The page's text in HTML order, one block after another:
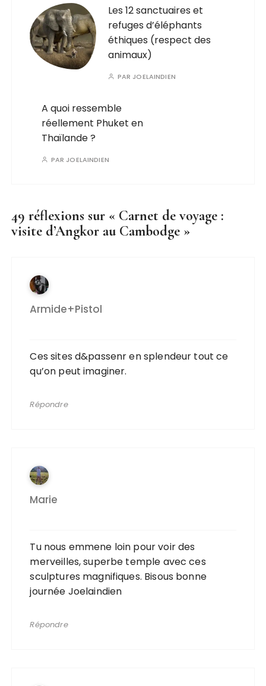
Les 12 sanctuaires et
refuges d’éléphants
éthiques (respect des
animaux)
PAR JOELAINDIEN
A quoi ressemble
réellement Phuket en
Thaïlande ?
PAR JOELAINDIEN
49 réflexions sur « Carnet de voyage :
visite d’Angkor au Cambodge »
Armide+Pistol
Ces sites d&passenr en splendeur tout ce
qu’on peut imaginer.
Répondre
Marie
Tu nous emmene loin pour voir des
merveilles, superbe temple avec ces
sculptures magnifiques. Bisous bonne
journée Joelaindien
Répondre